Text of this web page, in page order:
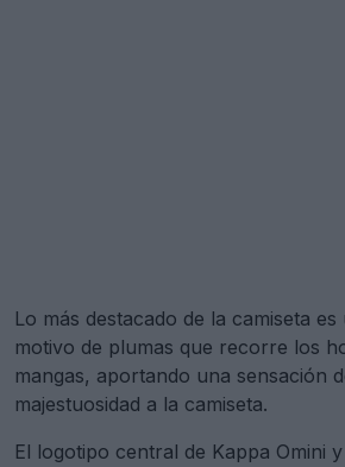
Lo más destacado de la camiseta
motivo de plumas que recorre los
mangas, aportando una sensación
majestuosidad a la camiseta.
El logotipo central de Kappa Omini